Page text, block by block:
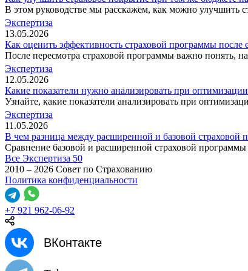
В этом руководстве мы расскажем, как можно улучшить
Экспертиза
13.05.2026
Как оценить эффективность страховой программы после
После пересмотра страховой программы важно понять,
Экспертиза
12.05.2026
Какие показатели нужно анализировать при
Узнайте, какие показатели анализировать при
Экспертиза
11.05.2026
В чем разница между расширенной и базовой страховой
Сравнение базовой и расширенной страховой
Все Экспертиза 50
2010 – 2026 Совет по Страхованию
Политика конфиденциальности
+7 921 962-06-92
ВКонтакте